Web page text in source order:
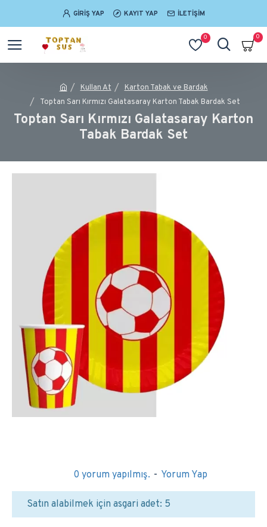
GIRIŞ YAP KAYIT YAP İLETIŞIM
0 0
Kullan At
Karton Tabak ve Bardak
Toptan Sarı Kırmızı Galatasaray Karton Tabak Bardak Set
Toptan Sarı Kırmızı Galatasaray Karton
Tabak Bardak Set
0 yorum yapılmış. - Yorum Yap
Satın alabilmek için asgari adet: 5